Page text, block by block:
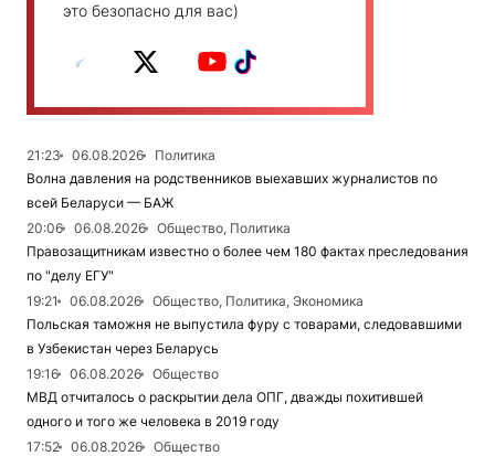
это безопасно для вас)
21:23 06.08.2026
Политика
Волна давления на родственников выехавших журналистов по
всей Беларуси — БАЖ
20:06
06.08.2026
Общество, Политика
Правозащитникам известно о более чем 180 фактах преследования
по "делу ЕГУ"
19:21
06.08.2026
Общество, Политика, Экономика
Польская таможня не выпустила фуру с товарами, следовавшими
в Узбекистан через Беларусь
19:16
06.08.2026
Общество
МВД отчиталось о раскрытии дела ОПГ, дважды похитившей
одного и того же человека в 2019 году
17:52
06.08.2026
Общество